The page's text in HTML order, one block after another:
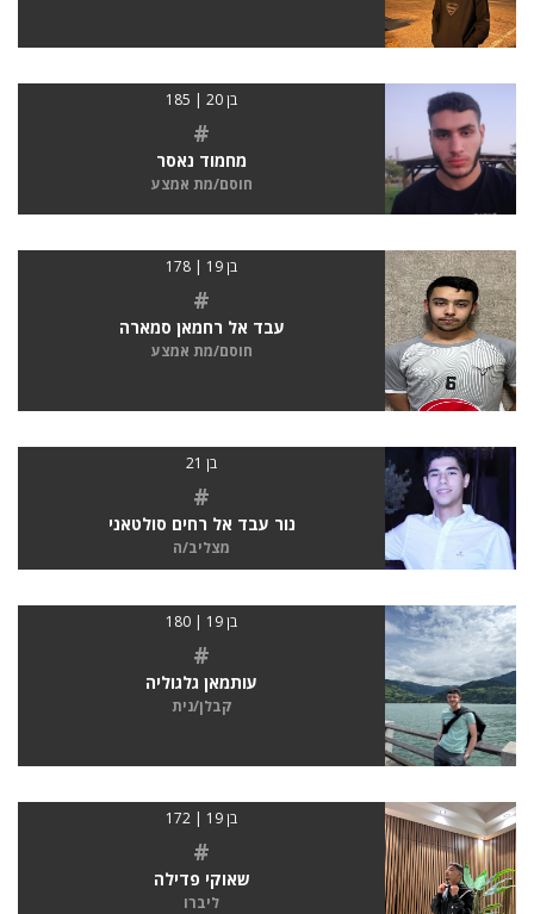
בן 20 | 185
#
מחמוד נאסר
חוסם/מת אמצע
בן 19 | 178
#
עבד אל רחמאן סמארה
חוסם/מת אמצע
בן 21
#
נור עבד אל רחים סולטאני
מצליב/ה
בן 19 | 180
#
עותמאן גלגוליה
קבלן/נית
בן 19 | 172
#
שאוקי פדילה
ליברו